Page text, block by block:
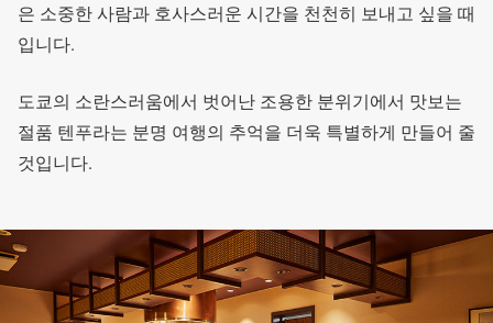
은 소중한 사람과 호사스러운 시간을 천천히 보내고 싶을 때
입니다.
도쿄의 소란스러움에서 벗어난 조용한 분위기에서 맛보는
절품 텐푸라는 분명 여행의 추억을 더욱 특별하게 만들어 줄
것입니다.